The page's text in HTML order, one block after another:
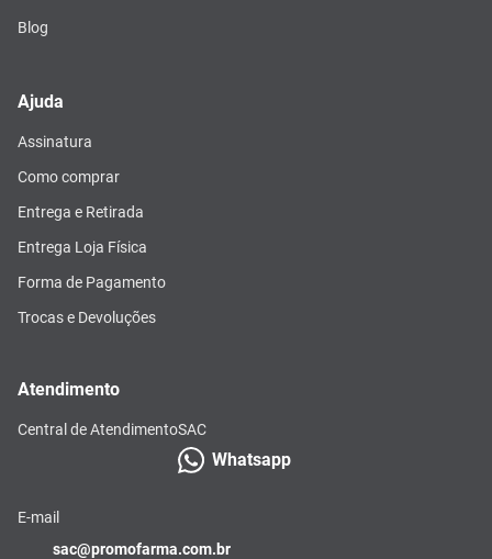
Blog
Ajuda
Assinatura
Como comprar
Entrega e Retirada
Entrega Loja Física
Forma de Pagamento
Trocas e Devoluções
Atendimento
Central de AtendimentoSAC
Whatsapp
E-mail
sac@promofarma.com.br